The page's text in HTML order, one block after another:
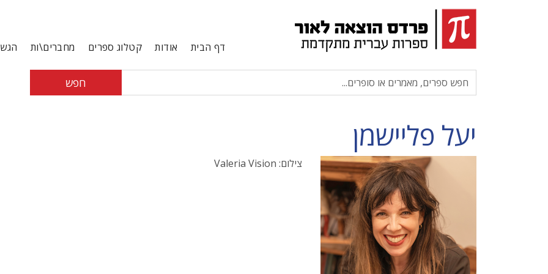
דף הבית אודות קטלוג ספרים מחברים\ות
חפש
יעל פליישמן
צילום: Valeria Vision